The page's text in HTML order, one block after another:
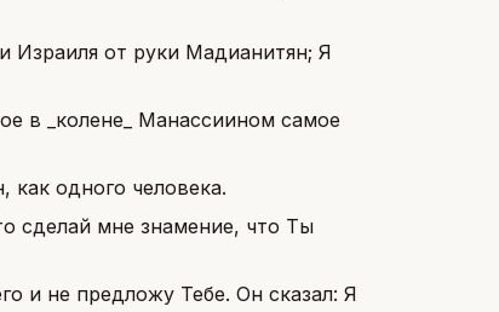
Израиля от руки Мадианитян; Я
в _колене_ Манассиином самое
одного человека.
сделай мне знамение, что Ты
и не предложу Тебе. Он сказал: Я